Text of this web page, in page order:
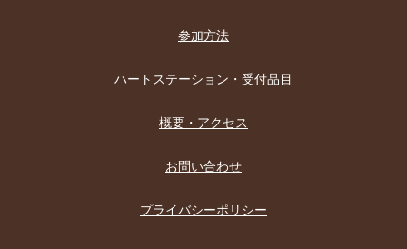
参加方法
ハートステーション・受付品目
概要・アクセス
お問い合わせ
プライバシーポリシー